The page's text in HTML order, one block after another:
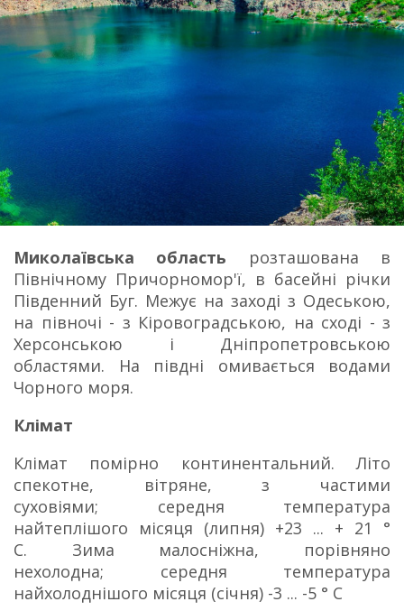
Миколаївська область розташована в
Північному Причорномор'ї, в басейні річки
Південний Буг. Межує на заході з Одеською,
на півночі - з Кіровоградською, на сході - з
Херсонською і Дніпропетровською
областями.
На півдні омивається водами
Чорного моря.
Клімат
Клімат помірно континентальний.Літо
спекотне, вітряне, з частими
суховіями; середня температура
найтеплішого місяця (липня) +23 ... + 21 °
C. Зима малосніжна, порівняно
нехолодна; середня температура
найхолоднішого місяця (січня) -3 ... -5 ° C